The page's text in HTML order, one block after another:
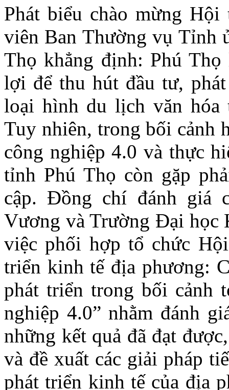
Phát biểu chào mừng
viên Ban Thường vụ Tỉnh
Thọ khẳng định: Phú
lợi để thu hút đầu tư,
loại hình du lịch văn hóa
Tuy nhiên, trong bối cảnh
công nghiệp 4.0 và thực
tỉnh Phú Thọ còn gặp
cập. Đồng chí đánh giá
Vương và Trường Đại học
việc phối hợp tổ chức
triển kinh tế địa phương:
phát triển trong bối cảnh
nghiệp 4.0” nhằm đánh
những kết quả đã đạt
và đề xuất các giải pháp
phát triển kinh tế của địa